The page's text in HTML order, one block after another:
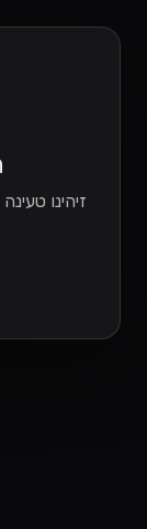
זיהינו